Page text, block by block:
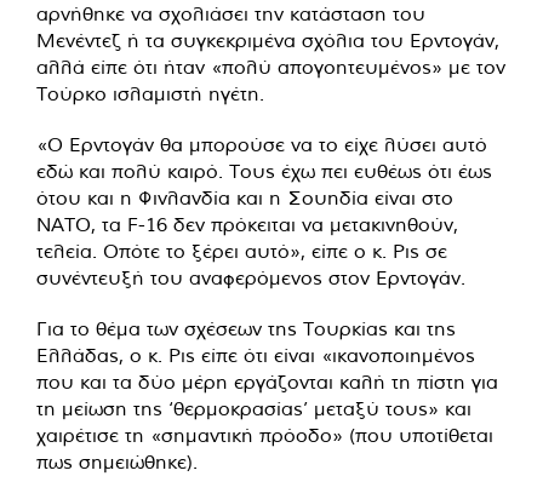
αρνήθηκε να σχολιάσει την κατάσταση του
Μενέντεζ ή τα συγκεκριμένα σχόλια του Ερντογάν,
αλλά είπε ότι ήταν «πολύ απογοητευμένος» με τον
Τούρκο ισλαμιστή ηγέτη.
«Ο Ερντογάν θα μπορούσε να το είχε λύσει αυτό
εδώ και πολύ καιρό. Τους έχω πει ευθέως ότι έως
ότου και η Φινλανδία και η Σουηδία είναι στο
ΝΑΤΟ, τα F-16 δεν πρόκειται να μετακινηθούν,
τελεία. Οπότε το ξέρει αυτό», είπε ο κ. Ρις σε
συνέντευξή του αναφερόμενος στον Ερντογάν.
Για το θέμα των σχέσεων της Τουρκίας και της
Ελλάδας, ο κ. Ρις είπε ότι είναι «ικανοποιημένος
που και τα δύο μέρη εργάζονται καλή τη πίστη για
τη μείωση της ‘θερμοκρασίας’ μεταξύ τους» και
χαιρέτισε τη «σημαντική πρόοδο» (που υποτίθεται
πως σημειώθηκε).